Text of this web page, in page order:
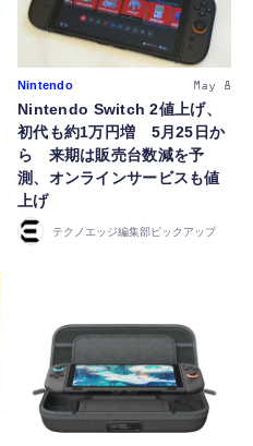
Nintendo May 8
Nintendo Switch 2値上げ、
初代も約1万円増 5月25日か
ら 来期は販売台数減を予
測、オンラインサービスも値
上げ
テクノエッジ編集部ピックアップ